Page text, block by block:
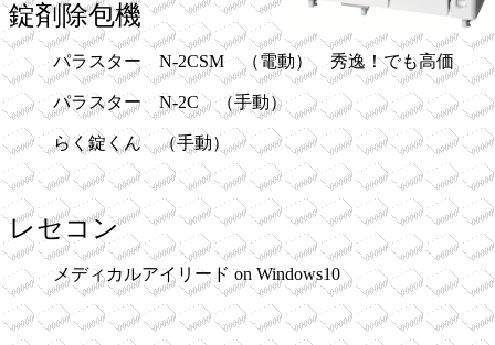
錠剤除包機
パラスター N-2CSM （電動） 秀逸！でも高価
パラスター N-2C （手動）
らく錠くん （手動）
レセコン
メディカルアイリード on Windows10